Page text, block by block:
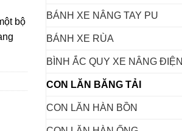
BÁNH XE NÂNG TAY PU
BÁNH XE RÙA
BÌNH ẮC QUY XE NÂNG ĐIỆN
CON LĂN BĂNG TẢI
CON LĂN HÀN BỒN
bộ